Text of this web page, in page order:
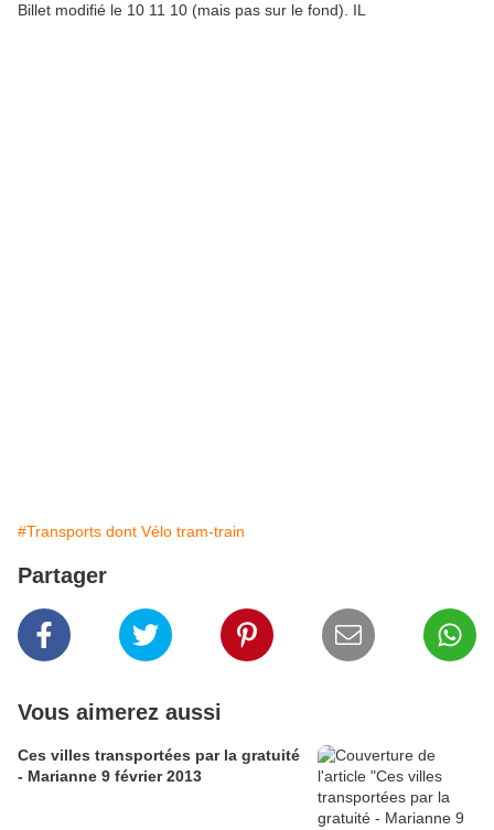
Billet modifié le 10 11 10 (mais pas sur le fond). IL
#Transports dont Vélo tram-train
Partager
Vous aimerez aussi
Ces villes transportées par la gratuité
- Marianne 9 février 2013